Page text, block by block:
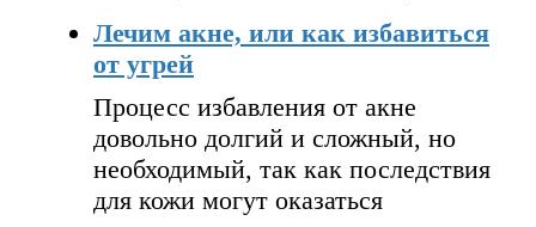
Лечим акне, или как избавиться
от угрей
Процесс избавления от акне
довольно долгий и сложный, но
необходимый, так как последствия
для кожи могут оказаться